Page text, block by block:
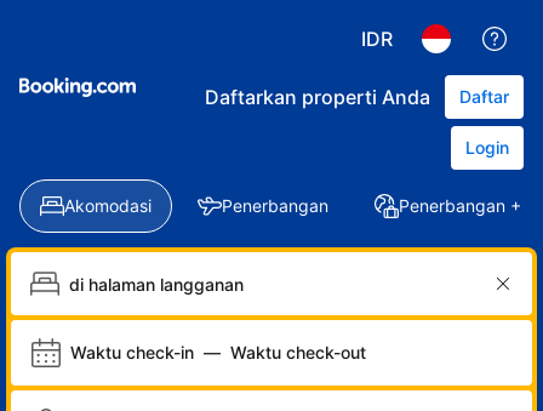
IDR
Daftarkan properti Anda Daftar
Login
Akomodasi Penerbangan Penerbangan +
Waktu check-in — Waktu check-out